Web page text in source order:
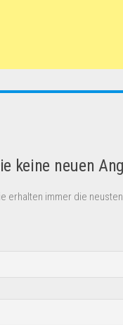
keine neuen
erhalten immer die